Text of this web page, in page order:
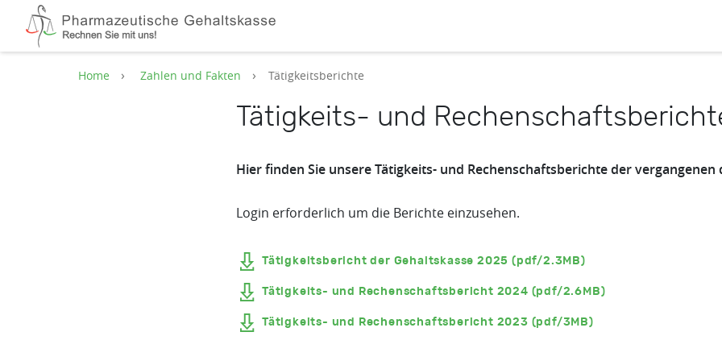
Zum Hauptinhalt springen
Home Zahlen und Fakten Tätigkeitsberichte
Tätigkeits- und
Hier finden Sie unsere Tätigkeits- und Rechenschaftsberichte der vergangenen
Login erforderlich um die Berichte einzusehen.
Tätigkeitsbericht der Gehaltskasse 2025 (pdf/2.3MB)
Tätigkeits- und Rechenschaftsbericht 2024 (pdf/2.6MB)
Tätigkeits- und Rechenschaftsbericht 2023 (pdf/3MB)